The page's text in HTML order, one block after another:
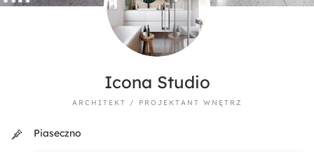
Icona Studio
ARCHITEKT / PROJEKTANT WNĘTRZ
Piaseczno